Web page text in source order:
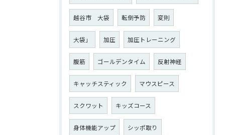
越谷市 大袋 転倒予防 変則
大袋」 加圧 加圧トレーニング
腹筋 ゴールデンタイム 反射神経
キャッチスティック マウスピース
スクワット キッズコース
身体機能アップ シッポ取り